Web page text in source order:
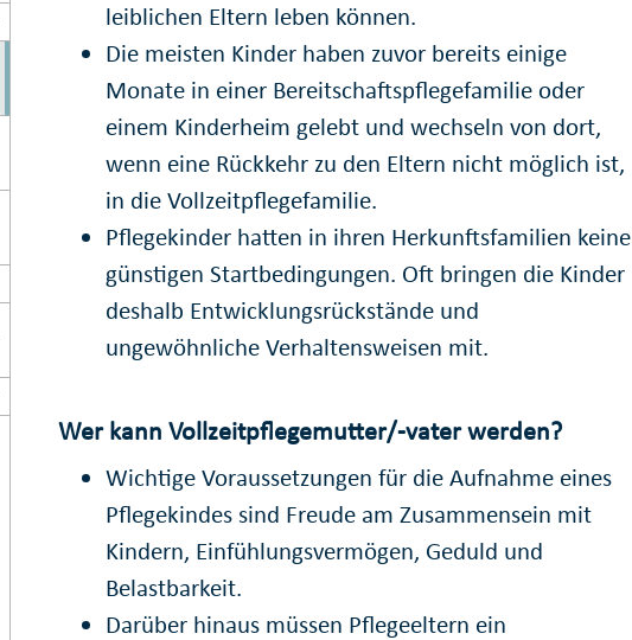
leiblichen Eltern leben können.
Die meisten Kinder haben zuvor bereits einige
Monate in einer Bereitschaftspflegefamilie oder
einem Kinderheim gelebt und wechseln von dort,
wenn eine Rückkehr zu den Eltern nicht möglich ist,
in die Vollzeitpflegefamilie.
Pflegekinder hatten in ihren Herkunftsfamilien keine
günstigen Startbedingungen. Oft bringen die Kinder
deshalb Entwicklungsrückstände und
ungewöhnliche Verhaltensweisen mit.
Wer kann Vollzeitpflegemutter/-vater werden?
Wichtige Voraussetzungen für die Aufnahme eines
Pflegekindes sind Freude am Zusammensein mit
Kindern, Einfühlungsvermögen, Geduld und
Belastbarkeit.
Darüber hinaus müssen Pflegeeltern ein